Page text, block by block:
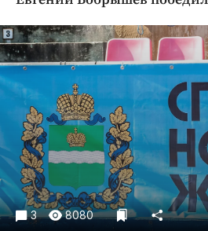
Криминал
Культура
Недвижимость и ЖКХ
Образование
Общество
Погода
Праздники
Происшествия
Спорт
Экономика и бизнес
3 8080